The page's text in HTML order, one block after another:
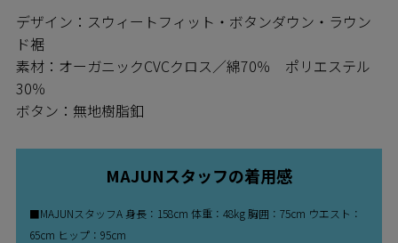
デザイン：スウィートフィット・ボタンダウン・ラウン
ド裾
素材：オーガニックCVCクロス／綿70％ ポリエステル
30％
ボタン：無地樹脂釦
MAJUNスタッフの着用感
■MAJUNスタッフA 身長：158cm 体重：48kg 胸囲：75cm ウエスト：
65cm ヒップ：95cm